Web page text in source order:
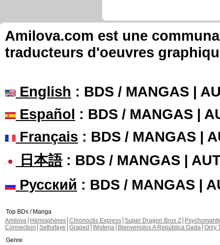
Amilova.com est une
traducteurs d'oeuvres
English : BDS / MANGAS |
Español : BDS / MANGAS |
Français : BDS / MANGAS |
日本語: BDS / MANGAS |
Русский : BDS / MANGAS |
Top BDs / Manga
Amilova
Hémisphères Chronoctis Express Super Dragon Bros Z
Connection Sethxfaye Graped Wisteria Bienvenidos A República Gada Only
Genre